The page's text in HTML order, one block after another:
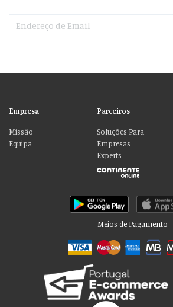
Empresa
Missão
Equipa
Parceiros
Soluções Para
Empresas
Experts
Meios de Pagamento